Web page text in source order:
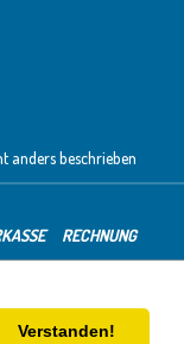
Verstanden!
anders beschrieben
RECHNUNG